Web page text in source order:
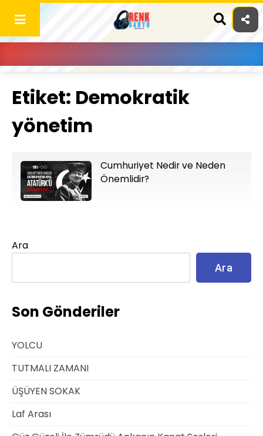
content
Etiket: Demokratik
yönetim
Cumhuriyet Nedir ve Neden
Önemlidir?
Ara
Ara
Son Gönderiler
YOLCU
TUTMALI ZAMANI
ÜŞÜYEN SOKAK
Laf Arası